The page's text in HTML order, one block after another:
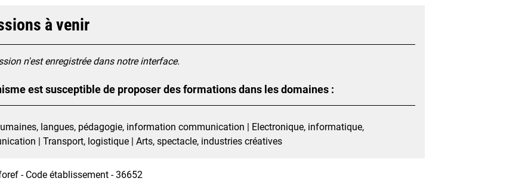
à venir
n'est enregistrée dans notre interface.
est susceptible de proposer des formations dans les domaines :
langues, pédagogie, information communication | Electronique, informatique,
| Transport, logistique | Arts, spectacle, industries créatives
- Code établissement - 36652